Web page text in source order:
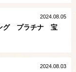
2024.08.05
グ プラチナ 宝
2024.08.03